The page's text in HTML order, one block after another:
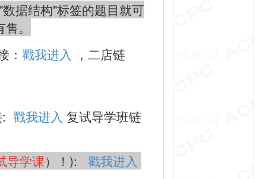
据结构"标签的题目就可
。
：戳我进入 ，二店链
:戳我进入 复试导学班链
导学课）！):戳我进入